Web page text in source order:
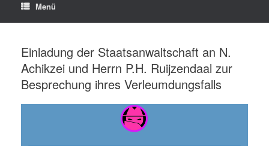
Menü
Einladung der Staatsanwaltschaft an N.
Achikzei und Herrn P.H. Ruijzendaal zur
Besprechung ihres Verleumdungsfalls